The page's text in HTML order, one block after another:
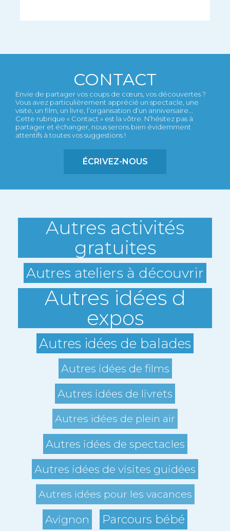
CONTACT
Envie de partager vos coups de cœurs, vos découvertes ?
Vous avez particulièrement apprécié un spectacle, une
visite, un film, un livre, l’organisation d’un anniversaire...
Cette rubrique « Contact » est la vôtre. N’hésitez pas à
partager et échanger, nous serons bien évidemment
attentifs à toutes vos suggestions !
ÉCRIVEZ-NOUS
Autres activités
gratuites
Autres ateliers à découvrir
Autres idées d
expos
Autres idées de balades
Autres idées de films
Autres idées de livrets
Autres idées de plein air
Autres idées de spectacles
Autres idées de visites guidées
Autres idées pour les vacances
Avignon Parcours bébé